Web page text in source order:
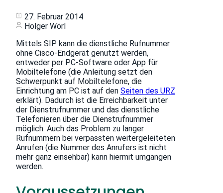
27. Februar 2014
Holger Wörl
Mittels SIP kann die dienstliche Rufnummer
ohne Cisco-Endgerät genutzt werden,
entweder per PC-Software oder App für
Mobiltelefone (die Anleitung setzt den
Schwerpunkt auf Mobiltelefone, die
Einrichtung am PC ist auf den Seiten des URZ
erklärt). Dadurch ist die Erreichbarkeit unter
der Dienstrufnummer und das dienstliche
Telefonieren über die Dienstrufnummer
möglich. Auch das Problem zu langer
Rufnummern bei verpassten weitergeleiteten
Anrufen (die Nummer des Anrufers ist nicht
mehr ganz einsehbar) kann hiermit umgangen
werden.